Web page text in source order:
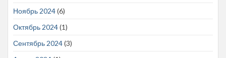
Ноябрь 2024(6)
Октябрь 2024(1)
Сентябрь 2024(3)